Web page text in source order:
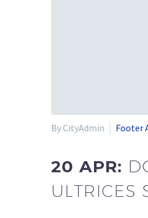
By CityAdmin Footer
20 APR:
ULTRICES